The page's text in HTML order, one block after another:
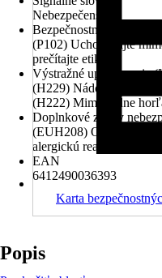
Nebezpečenstvo
Bezpečnostné
(P102) Uchovávajte
prečítajte etiketu.
Výstražné upozornenia
(H229) Nádoba je pod
(H222) Mimoriadne
Doplnkové znaky
(EUH208) Obsahuje
alergickú reakciu.
EAN
6412490036393
Karta
Popis